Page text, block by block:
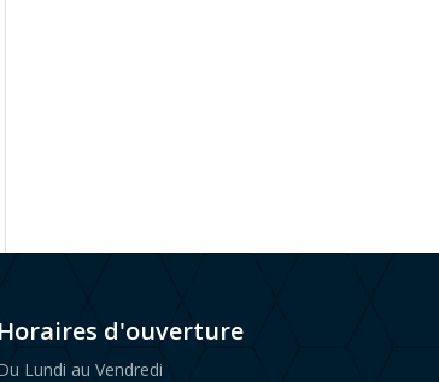
Horaires d'ouverture
Lundi au Vendredi